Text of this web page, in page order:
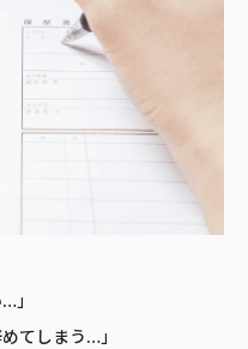
」
てしまう…」